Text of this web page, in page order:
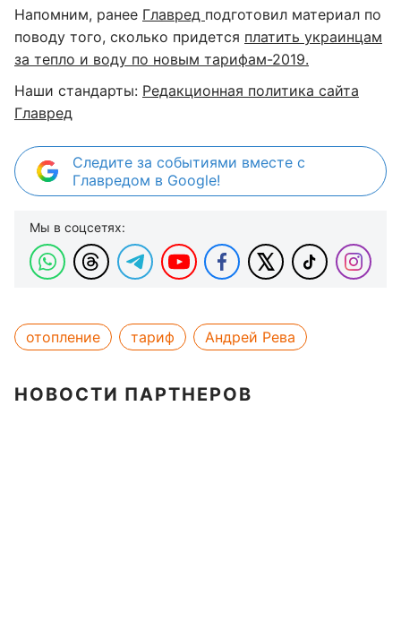
Напомним, ранее Главред подготовил материал по
поводу того, сколько придется платить украинцам
за тепло и воду по новым тарифам-2019.
Наши стандарты: Редакционная политика сайта
Главред
Следите за событиями вместе с
Главредом в Google!
Мы в соцсетях:
отопление тариф Андрей Рева
НОВОСТИ ПАРТНЕРОВ